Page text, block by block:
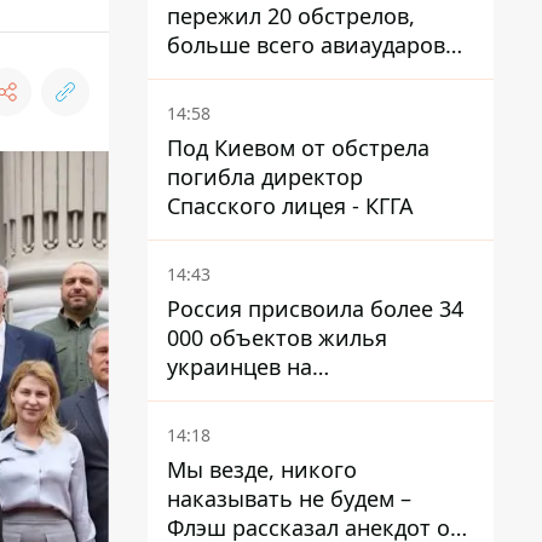
пережил 20 обстрелов,
больше всего авиаударов
КАБ-250
14:58
Под Киевом от обстрела
погибла директор
Спасского лицея - КГГА
14:43
Россия присвоила более 34
000 объектов жилья
украинцев на
оккупированных
территориях -
14:18
Мы везде, никого
наказывать не будем –
Флэш рассказал анекдот о